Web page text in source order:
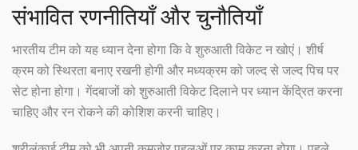
संभावित रणनीतियाँ और चुनौतियाँ
भारतीय टीम को यह ध्यान देना होगा कि वे शुरुआती विकेट न खोएं। शीर्ष
क्रम को स्थिरता बनाए रखनी होगी और मध्यक्रम को जल्द से जल्द पिच पर
सेट होना होगा। गेंदबाजों को शुरुआती विकेट दिलाने पर ध्यान केंद्रित करना
चाहिए और रन रोकने की कोशिश करनी चाहिए।